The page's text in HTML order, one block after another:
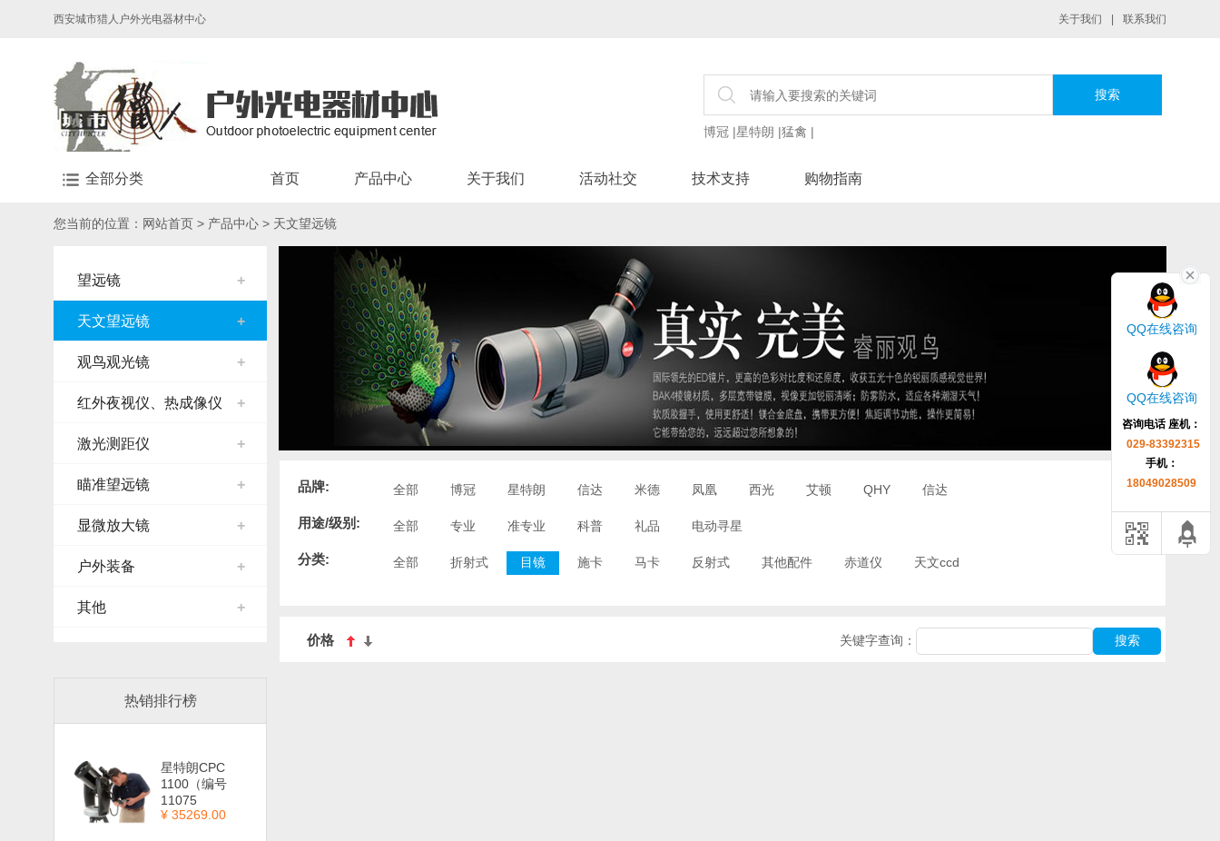
QQ在线咨询
QQ在线咨询
咨询电话 座机：
029-83392315
手机：
18049028509
西安城市猎人户外光电器材中心 关于我们 联系我们
博冠 |星特朗 |猛禽 |
全部分类 首页 产品中心 关于我们 活动社交 技术支持 购物指南
您当前的位置： 网站首页 > 产品中心 > 天文望远镜
望远镜 +
天文望远镜 +
观鸟观光镜 +
红外夜视仪、热成像仪 +
激光测距仪 +
瞄准望远镜 +
显微放大镜 +
户外装备 +
其他 +
1
品牌: 全部 博冠 星特朗 信达 米德 凤凰 西光 艾顿 QHY 信达
用途/级别: 全部 专业 准专业 科普 礼品 电动寻星
分类: 全部 折射式 目镜 施卡 马卡 反射式 其他配件 赤道仪 天文ccd
价格 关键字查询：
热销排行榜
星特朗CPC
1100（编号
11075
¥ 35269.00